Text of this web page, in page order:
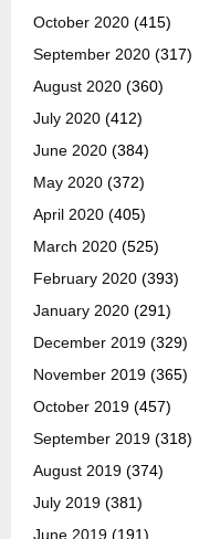
October 2020 (415)
September 2020 (317)
August 2020 (360)
July 2020 (412)
June 2020 (384)
May 2020 (372)
April 2020 (405)
March 2020 (525)
February 2020 (393)
January 2020 (291)
December 2019 (329)
November 2019 (365)
October 2019 (457)
September 2019 (318)
August 2019 (374)
July 2019 (381)
June 2019 (191)